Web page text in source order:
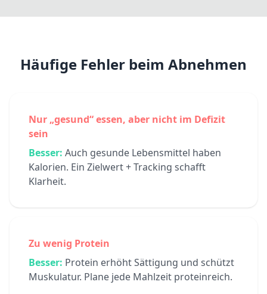
Häufige Fehler beim Abnehmen
Nur „gesund“ essen, aber nicht im Defizit
sein
Besser: Auch gesunde Lebensmittel haben
Kalorien. Ein Zielwert + Tracking schafft
Klarheit.
Zu wenig Protein
Besser: Protein erhöht Sättigung und schützt
Muskulatur. Plane jede Mahlzeit proteinreich.